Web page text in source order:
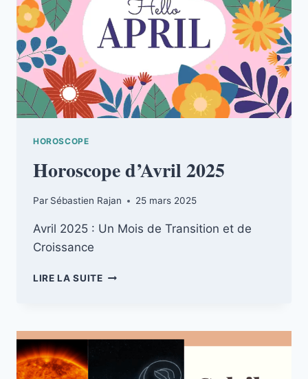
HOROSCOPE
Horoscope d’Avril 2025
Par Sébastien Rajan 25 mars 2025
Avril 2025 : Un Mois de Transition et de
Croissance
LIRE LA SUITEHOROSCOPE